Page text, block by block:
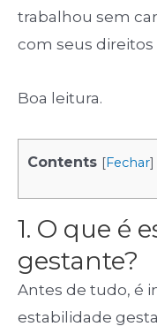
trabalhou sem
com seus
Boa leitura.
Contents [Fechar]
1. O que é
gestante?
Antes de tudo, é
estabilidade